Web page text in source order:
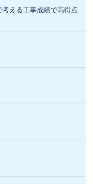
考える工事成績で高得点